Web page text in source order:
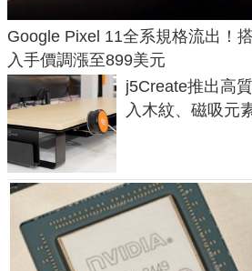
Google Pixel 11全系規格流出！
入手價調漲至899美元
j5Create推出高
入木紋、磁吸元